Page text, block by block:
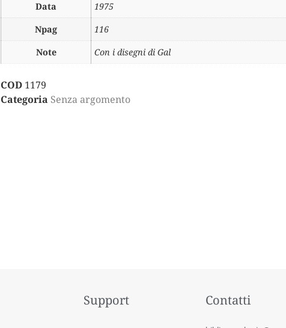
Data
1975
Npag
116
Note
Con i disegni di Gal
COD 1179
Categoria Senza argomento
Support Contatti